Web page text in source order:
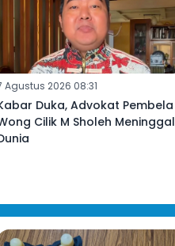
Agustus 2026 08:31
Duka, Advokat Pembela
Cilik M Sholeh Meninggal